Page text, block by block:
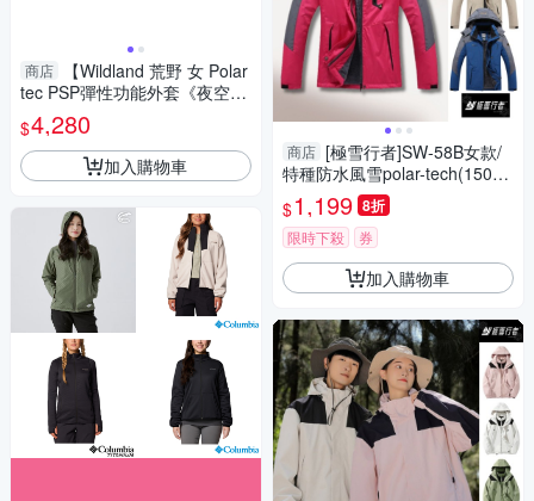
商店
【Wildland 荒野 女 Polar
tec PSP彈性功能外套《夜空
灰》】P2609/薄外套/刷毛外套/
中層衣
$4,280
加入購物車
商店 [極雪行者]SW-58B女款/
特種防水風雪polar-tech(15000
mm)抗污抗靜電Polar加厚絨毛
衝鋒衣(帽子可拆)
$1,199 8折
限時下殺 券
加入購物車